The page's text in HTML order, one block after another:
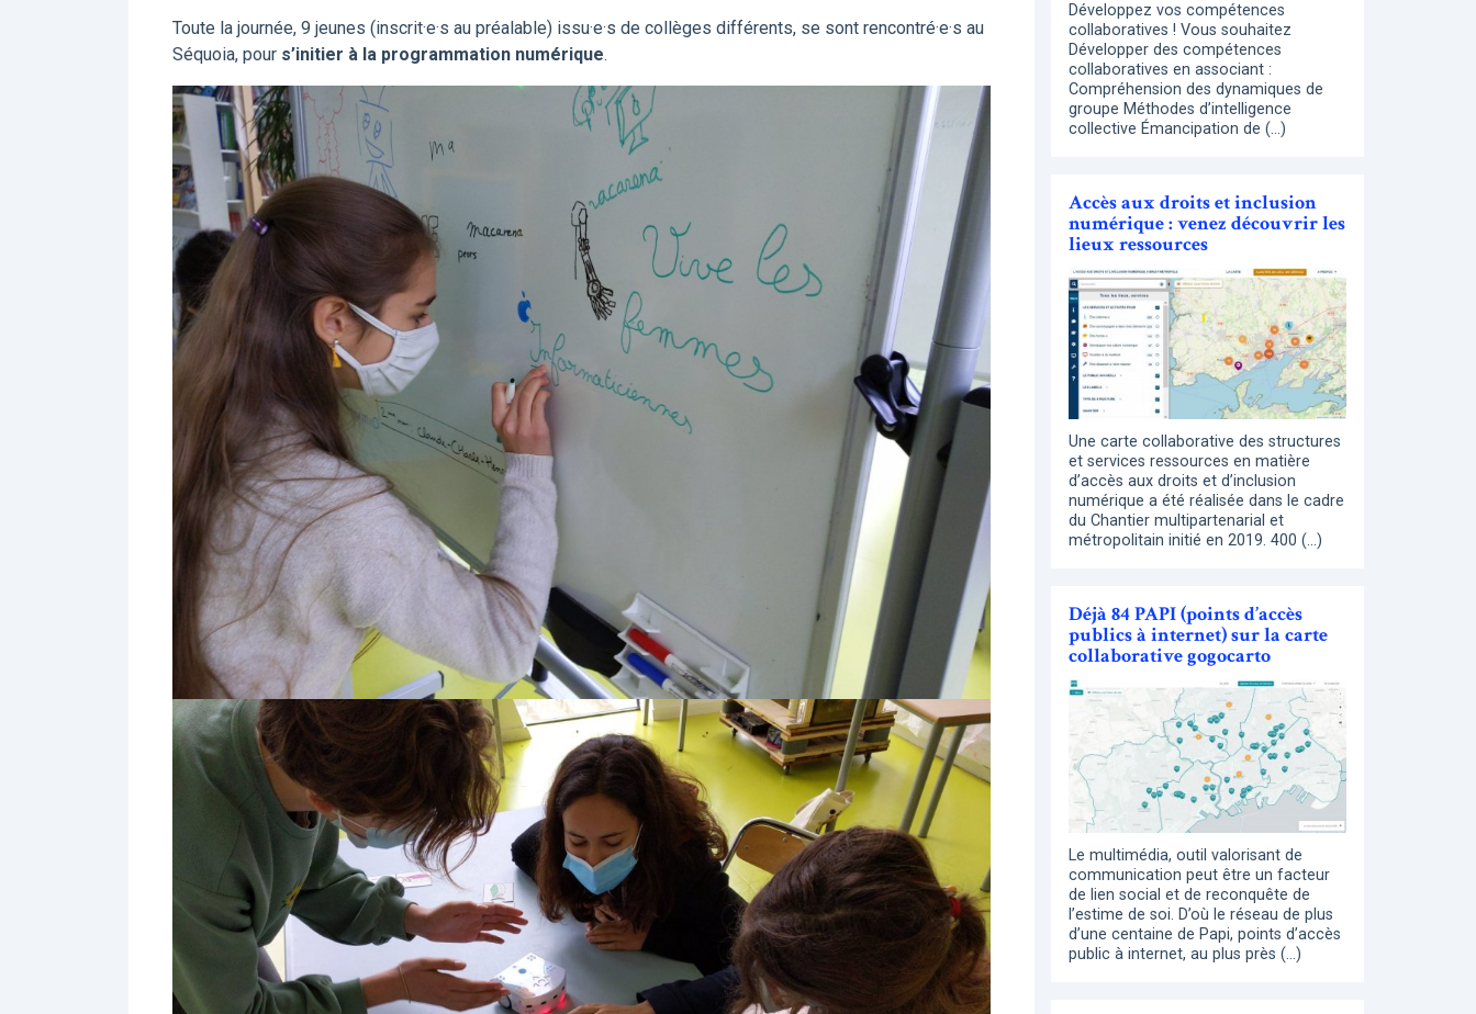
Toute la journée, 9 jeunes (inscrit·e·s au préalable) issu·e·s de collèges différents, se sont rencontré·e·s au
Séquoia, pour s’initier à la programmation numérique.
Développez vos compétences
collaboratives ! Vous souhaitez
Développer des compétences
collaboratives en associant :
Compréhension des dynamiques de
groupe Méthodes d’intelligence
collective Émancipation de (…)
Accès aux droits et inclusion
numérique : venez découvrir les
lieux ressources
Une carte collaborative des structures
et services ressources en matière
d’accès aux droits et d’inclusion
numérique a été réalisée dans le cadre
du Chantier multipartenarial et
métropolitain initié en 2019. 400 (…)
Déjà 84 PAPI (points d’accès
publics à internet) sur la carte
collaborative gogocarto
Le multimédia, outil valorisant de
communication peut être un facteur
de lien social et de reconquête de
l’estime de soi. D’où le réseau de plus
d’une centaine de Papi, points d’accès
public à internet, au plus près (…)